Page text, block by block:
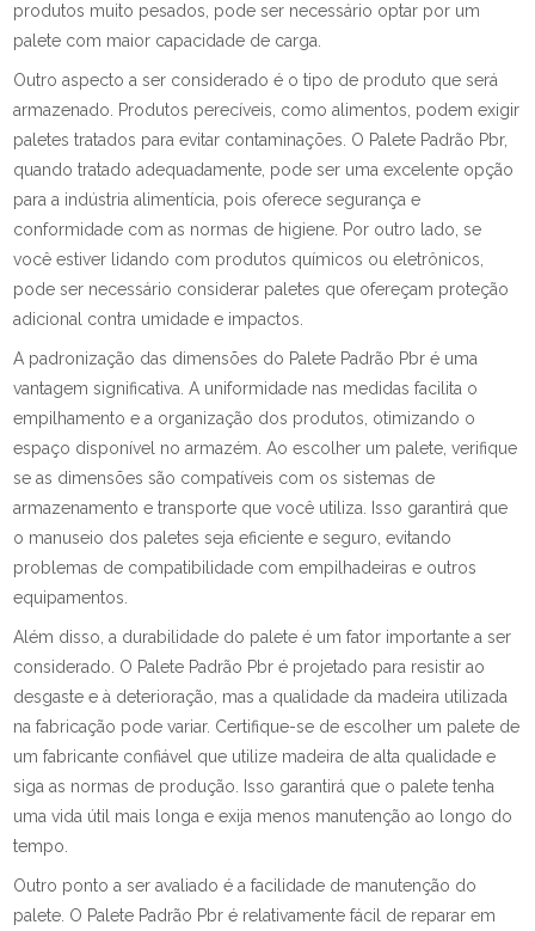
produtos muito pesados, pode ser necessário optar por um
palete com maior capacidade de carga.
Outro aspecto a ser considerado é o tipo de produto que será
armazenado. Produtos perecíveis, como alimentos, podem exigir
paletes tratados para evitar contaminações. O Palete Padrão Pbr,
quando tratado adequadamente, pode ser uma excelente opção
para a indústria alimentícia, pois oferece segurança e
conformidade com as normas de higiene. Por outro lado, se
você estiver lidando com produtos químicos ou eletrônicos,
pode ser necessário considerar paletes que ofereçam proteção
adicional contra umidade e impactos.
A padronização das dimensões do Palete Padrão Pbr é uma
vantagem significativa. A uniformidade nas medidas facilita o
empilhamento e a organização dos produtos, otimizando o
espaço disponível no armazém. Ao escolher um palete, verifique
se as dimensões são compatíveis com os sistemas de
armazenamento e transporte que você utiliza. Isso garantirá que
o manuseio dos paletes seja eficiente e seguro, evitando
problemas de compatibilidade com empilhadeiras e outros
equipamentos.
Além disso, a durabilidade do palete é um fator importante a ser
considerado. O Palete Padrão Pbr é projetado para resistir ao
desgaste e à deterioração, mas a qualidade da madeira utilizada
na fabricação pode variar. Certifique-se de escolher um palete de
um fabricante confiável que utilize madeira de alta qualidade e
siga as normas de produção. Isso garantirá que o palete tenha
uma vida útil mais longa e exija menos manutenção ao longo do
tempo.
Outro ponto a ser avaliado é a facilidade de manutenção do
palete. O Palete Padrão Pbr é relativamente fácil de reparar em